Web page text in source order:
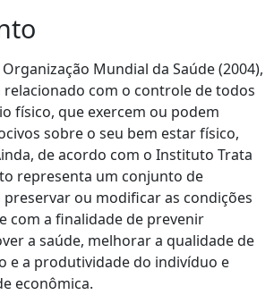
Mundial da Saúde (2004),
com o controle de todos
físico, que exercem ou podem
sobre o seu bem estar físico,
de acordo com o Instituto Trata
representa um conjunto de
preservar ou modificar as condições
com a finalidade de prevenir
a saúde, melhorar a qualidade de
e a produtividade do indivíduo e
econômica.